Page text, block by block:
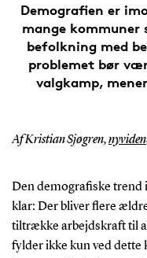
Demografien er
mange
befolkning med
problemet bør
valgkamp,
Af Kristian Sjøgren,
Den demografiske trend
klar: Der bliver flere
tiltrække arbejdskraft til
fylder ikke kun ved